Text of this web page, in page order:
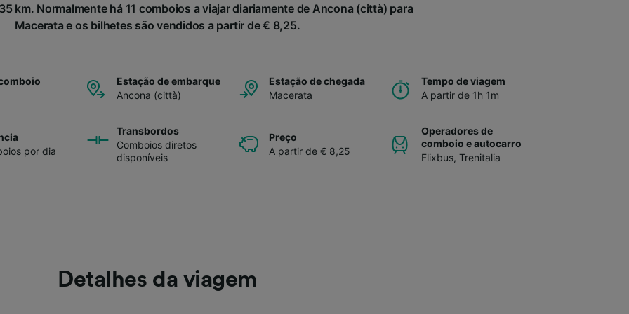
km. Normalmente há 11 comboios a viajar diariamente de Ancona (città) para
Macerata e os bilhetes são vendidos a partir de € 8,25.
Estação de embarque
Ancona (città)
Estação de chegada
Macerata
Tempo de viagem
A partir de 1h 1m
por dia
Transbordos
Comboios diretos
disponíveis
Preço
A partir de € 8,25
Operadores de
comboio e autocarro
Flixbus, Trenitalia
Detalhes da viagem